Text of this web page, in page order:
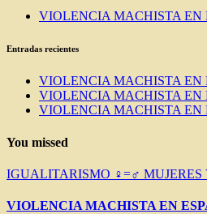
VIOLENCIA MACHISTA EN
Entradas recientes
VIOLENCIA MACHISTA EN
VIOLENCIA MACHISTA EN
VIOLENCIA MACHISTA EN
You missed
IGUALITARISMO ♀=♂ MUJERES
VIOLENCIA MACHISTA EN